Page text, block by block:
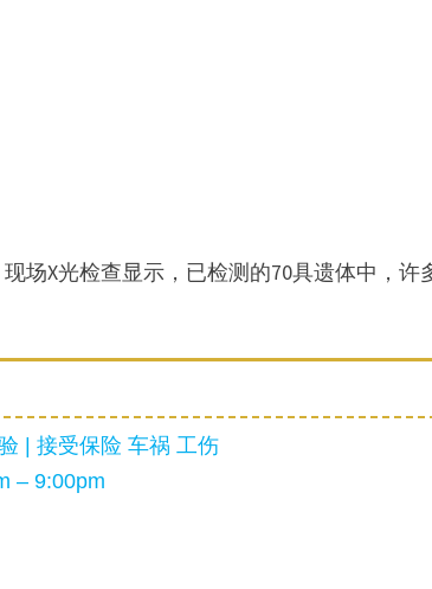
场X光检查显示，已检测的70具遗体中，许
| 接受保险 车祸 工伤
– 9:00pm